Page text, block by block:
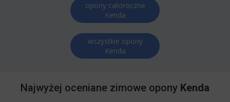
opony całoroczne
Kenda
wszystkie opony
Kenda
Najwyżej oceniane zimowe opony Kenda